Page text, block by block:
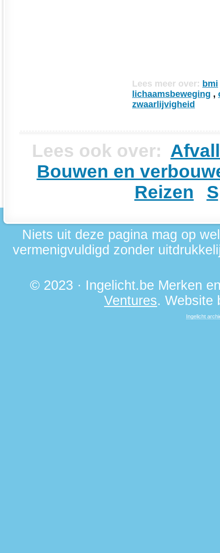
Lees meer over: bmi
lichaamsbeweging ,
zwaarlijvigheid
Lees ook over:
Bouwen en
Reizen
Niets uit deze pagina mag op
vermenigvuldigd zonder
© 2023 · Ingelicht.be Merken
Ventures. Website
Ingelicht